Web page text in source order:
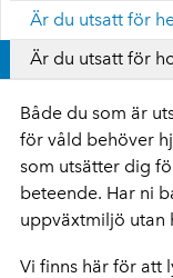
Är du utsatt för
Är du utsatt för
Både du som är
för våld behöver
som utsätter dig
beteende. Har ni
uppväxtmiljö utan
Vi finns här för att